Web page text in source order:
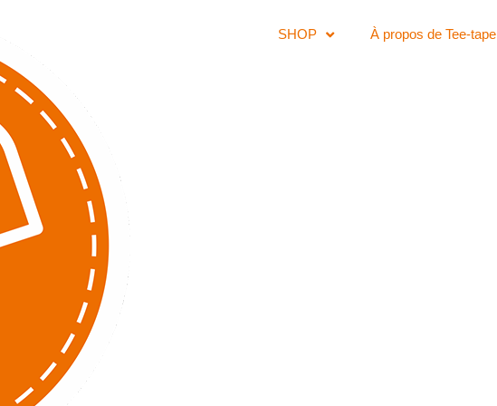
SHOP À propos de Tee-tape